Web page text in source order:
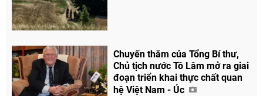
Chuyến thăm của Tổng Bí thư,
Chủ tịch nước Tô Lâm mở ra giai
đoạn triển khai thực chất quan
hệ Việt Nam - Úc